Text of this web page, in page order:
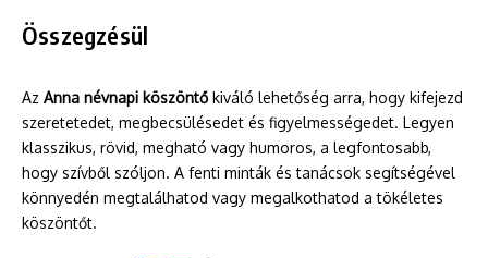
Összegzésül
Az Anna névnapi köszöntőkiváló lehetőség arra, hogy kifejezd
szeretetedet, megbecsülésedet és figyelmességedet. Legyen
klasszikus, rövid, megható vagy humoros, a legfontosabb,
hogy szívből szóljon. A fenti minták és tanácsok segítségével
könnyedén megtalálhatod vagy megalkothatod a tökéletes
köszöntőt.